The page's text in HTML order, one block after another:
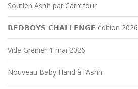
Soutien Ashh par Carrefour
𝗥𝗘𝗗𝗕𝗢𝗬𝗦 𝗖𝗛𝗔𝗟𝗟𝗘𝗡𝗚𝗘 édition 2026
Vide Grenier 1 mai 2026
Nouveau Baby Hand à l’Ashh